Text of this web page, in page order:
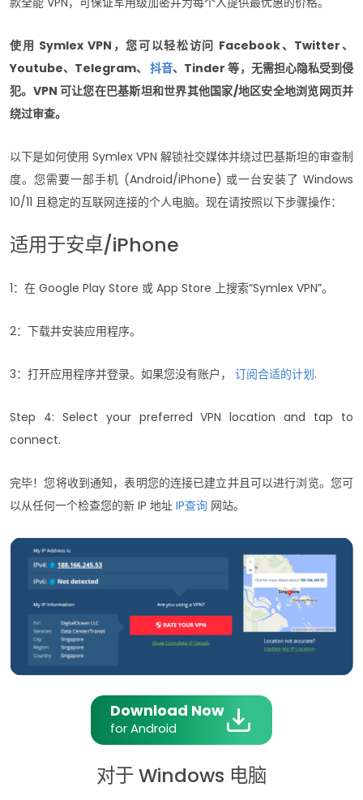
使用 Symlex VPN，您可以轻松访问 Facebook、Twitter、
Youtube、Telegram、抖音、Tinder 等，无需担心隐私受到侵
犯。VPN 可让您在巴基斯坦和世界其他国家/地区安全地浏览网页并
绕过审查。
以下是如何使用 Symlex VPN 解锁社交媒体并绕过巴基斯坦的审查制
度。您需要一部手机 (Android/iPhone) 或一台安装了 Windows
10/11 且稳定的互联网连接的个人电脑。现在请按照以下步骤操作：
适用于安卓/iPhone
1：在 Google Play Store 或 App Store 上搜索“Symlex VPN”。
2：下载并安装应用程序。
3：打开应用程序并登录。如果您没有账户， 订阅合适的计划.
Step 4: Select your preferred VPN location and tap to
connect.
完毕！您将收到通知，表明您的连接已建立并且可以进行浏览。您可
以从任何一个检查您的新 IP 地址 IP查询 网站。
Download Now
for Android
对于 Windows 电脑